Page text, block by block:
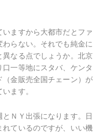
ますから大都市だとファ
らない。それでも純金に
異なる点でしょうか。北京
一等地にスタバ、ケンタ
（金販売全国チェーン）が
ます。
ＮＹ出張になります。日
ているのですが、いい機